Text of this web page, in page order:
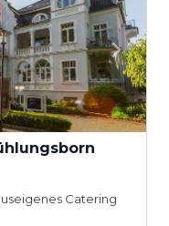
Catering